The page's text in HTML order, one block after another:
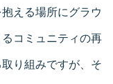
える場所にグラウ
コミュニティの再
り組みですが、そ